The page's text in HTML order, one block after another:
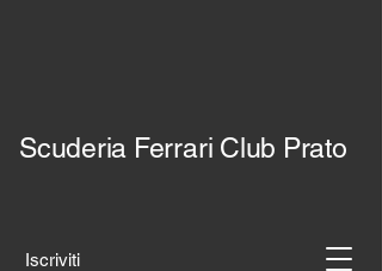
Iscriviti
Scuderia Ferrari Club Prato